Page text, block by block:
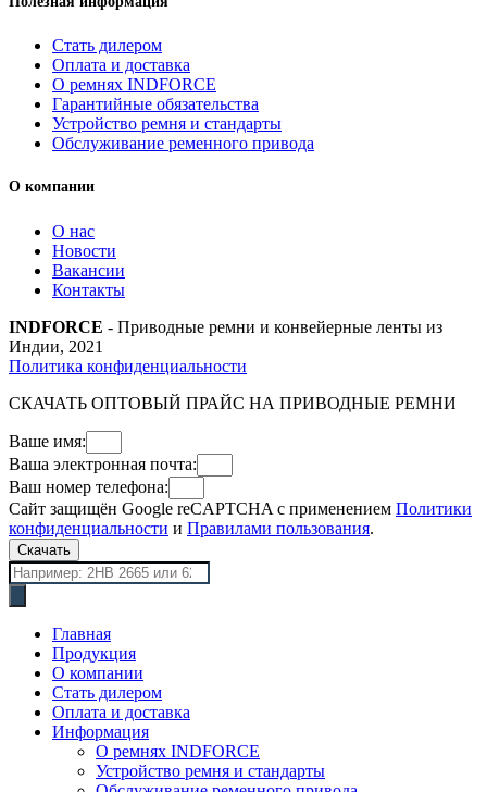
Стать дилером
Оплата и доставка
О ремнях INDFORCE
Гарантийные обязательства
Устройство ремня и стандарты
Обслуживание ременного привода
О компании
О нас
Новости
Вакансии
Контакты
INDFORCE - Приводные ремни и конвейерные ленты из
Индии, 2021
Политика конфиденциальности
СКАЧАТЬ ОПТОВЫЙ ПРАЙС НА ПРИВОДНЫЕ РЕМНИ
Ваше имя:
Ваша электронная почта:
Ваш номер телефона:
Сайт защищён Google reCAPTCHA с применением Политики
конфиденциальности и Правилами пользования.
Скачать
Поиск
товаров
Главная
Продукция
О компании
Стать дилером
Оплата и доставка
Информация
О ремнях INDFORCE
Устройство ремня и стандарты